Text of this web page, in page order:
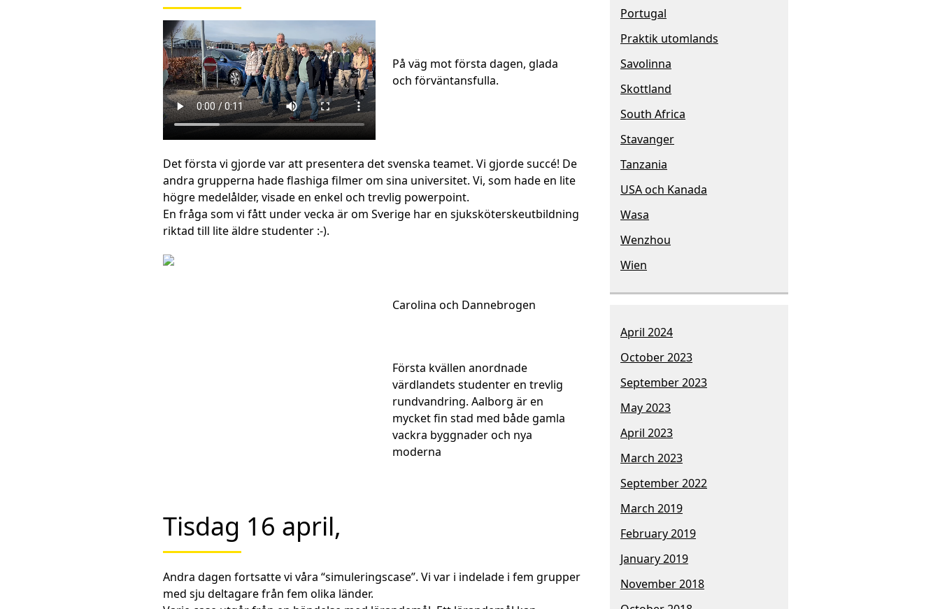
På väg mot första dagen, glada
och förväntansfulla.
Det första vi gjorde var att presentera det svenska teamet. Vi gjorde succé! De
andra grupperna hade flashiga filmer om sina universitet. Vi, som hade en lite
högre medelålder, visade en enkel och trevlig powerpoint.
En fråga som vi fått under vecka är om Sverige har en sjuksköterskeutbildning
riktad till lite äldre studenter :-).
Carolina och Dannebrogen
Första kvällen anordnade
värdlandets studenter en trevlig
rundvandring. Aalborg är en
mycket fin stad med både gamla
vackra byggnader och nya
moderna
Tisdag 16 april,
Andra dagen fortsatte vi våra “simuleringscase”. Vi var i indelade i fem grupper
med sju deltagare från fem olika länder.
Portugal
Praktik utomlands
Savolinna
Skottland
South Africa
Stavanger
Tanzania
USA och Kanada
Wasa
Wenzhou
Wien
April 2024
October 2023
September 2023
May 2023
April 2023
March 2023
September 2022
March 2019
February 2019
January 2019
November 2018